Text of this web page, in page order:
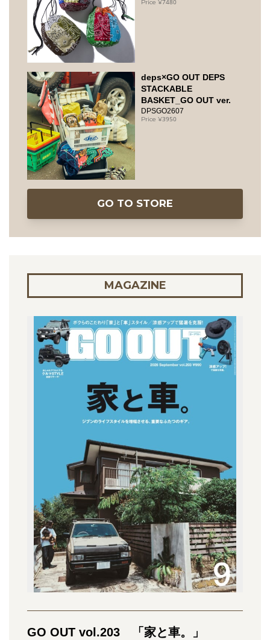
7480
deps×GO OUT DEPS
STACKABLE
BASKET_GO OUT ver.
DPSGO2607
3950
GO TO STORE
MAGAZINE
GO OUT vol.203 「家と車。」